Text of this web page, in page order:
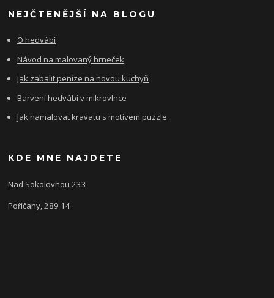
NEJČTENĚJŠÍ NA BLOGU
O hedvábí
Návod na malovaný hrneček
Jak zabalit peníze na novou kuchyň
Barvení hedvábí v mikrovlnce
Jak namalovat kravatu s motivem puzzle
KDE MNE NAJDETE
Nad Sokolovnou 233
Poříčany, 289 14